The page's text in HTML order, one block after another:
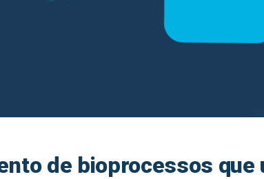
de bioprocessos